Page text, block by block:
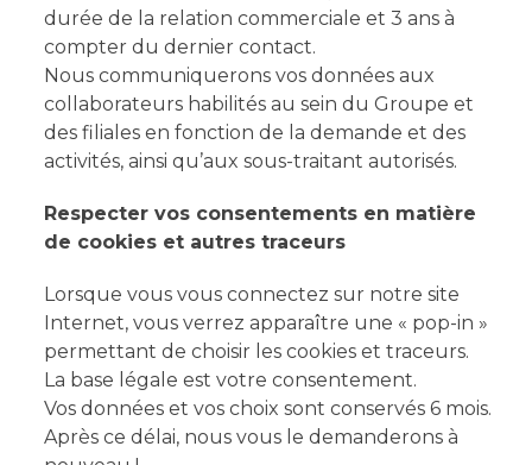
durée de la relation commerciale et 3 ans à
compter du dernier contact.
Nous communiquerons vos données aux
collaborateurs habilités au sein du Groupe et
des filiales en fonction de la demande et des
activités, ainsi qu’aux sous-traitant autorisés.
Respecter vos consentements en matière
de cookies et autres traceurs
Lorsque vous vous connectez sur notre site
Internet, vous verrez apparaître une « pop-in »
permettant de choisir les cookies et traceurs.
La base légale est votre consentement.
Vos données et vos choix sont conservés 6 mois.
Après ce délai, nous vous le demanderons à